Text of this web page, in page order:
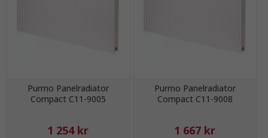
Purmo Panelradiator
Compact C11-9005
1 254 kr
Purmo Panelradiator
Compact C11-9008
1 667 kr